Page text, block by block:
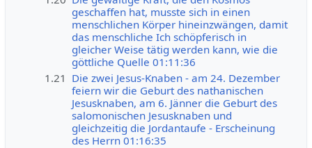
geschaffen hat, musste sich in einen
menschlichen Körper hineinzwängen, damit
das menschliche Ich schöpferisch in
gleicher Weise tätig werden kann, wie die
göttliche Quelle 01:11:36
1.21 Die zwei Jesus-Knaben - am 24. Dezember
feiern wir die Geburt des nathanischen
Jesusknaben, am 6. Jänner die Geburt des
salomonischen Jesusknaben und
gleichzeitig die Jordantaufe - Erscheinung
des Herrn 01:16:35